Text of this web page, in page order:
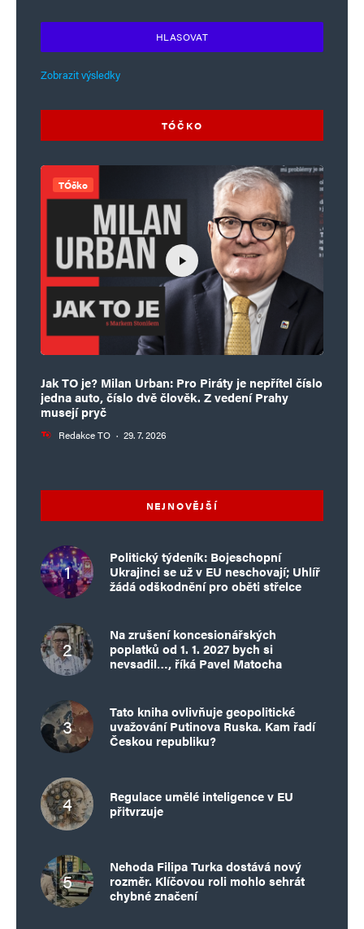
HLASOVAT
Zobrazit výsledky
TÓČKO
TÓčko
Jak TO je? Milan Urban: Pro Piráty je nepřítel číslo
jedna auto, číslo dvě člověk. Z vedení Prahy
musejí pryč
Redakce TO · 29. 7. 2026
NEJNOVĚJŠÍ
Politický týdeník: Bojeschopní
Ukrajinci se už v EU neschovají; Uhlíř
žádá odškodnění pro oběti střelce
Na zrušení koncesionářských
poplatků od 1. 1. 2027 bych si
nevsadil…, říká Pavel Matocha
Tato kniha ovlivňuje geopolitické
uvažování Putinova Ruska. Kam řadí
Českou republiku?
Regulace umělé inteligence v EU
přitvrzuje
Nehoda Filipa Turka dostává nový
rozměr. Klíčovou roli mohlo sehrát
chybné značení